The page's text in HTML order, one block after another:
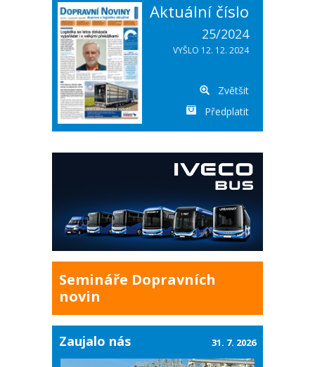
Aktuální číslo
25/2024
VYŠLO 12. 12. 2024
Zvětšit
Předplatit
Semináře Dopravních
novin
Zaujalo nás 31. 7. 2026